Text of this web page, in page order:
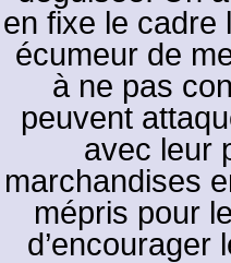
en fixe le cadre
écumeur de
à ne pas
peuvent
avec leur
marchandises
mépris pour
d’encourager